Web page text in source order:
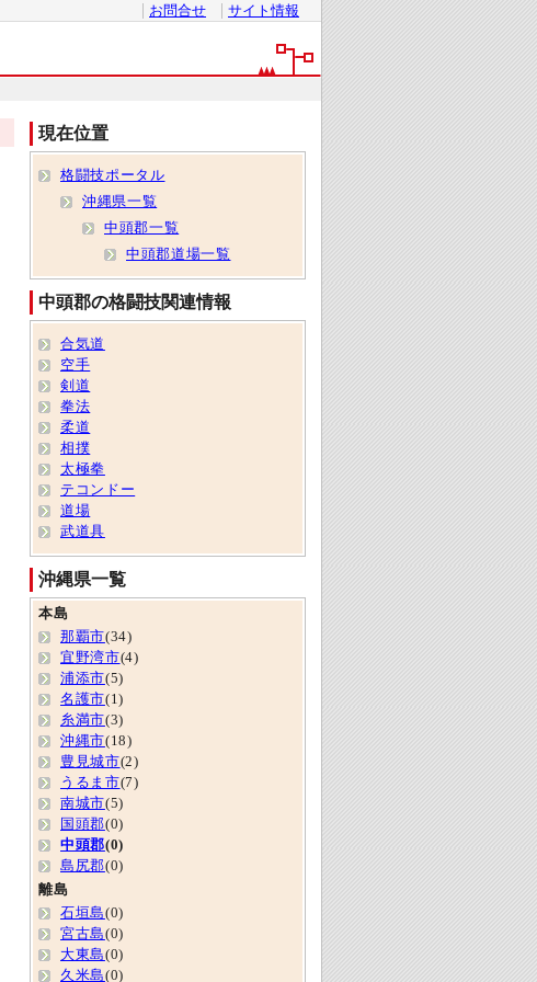
お問合せ サイト情報
現在位置
格闘技ポータル
沖縄県一覧
中頭郡一覧
中頭郡道場一覧
中頭郡の格闘技関連情報
合気道
空手
剣道
拳法
柔道
相撲
太極拳
テコンドー
道場
武道具
沖縄県一覧
本島
那覇市(34)
宜野湾市(4)
浦添市(5)
名護市(1)
糸満市(3)
沖縄市(18)
豊見城市(2)
うるま市(7)
南城市(5)
国頭郡(0)
中頭郡(0)
島尻郡(0)
離島
石垣島(0)
宮古島(0)
大東島(0)
久米島(0)